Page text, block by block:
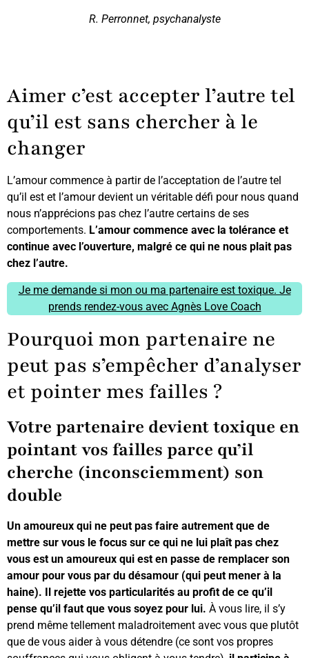
R. Perronnet, psychanalyste
Aimer c’est accepter l’autre tel
qu’il est sans chercher à le
changer
L’amour commence à partir de l’acceptation de l’autre tel
qu’il est et l’amour devient un véritable défi pour nous quand
nous n’apprécions pas chez l’autre certains de ses
comportements. L’amour commence avec la tolérance et
continue avec l’ouverture, malgré ce qui ne nous plait pas
chez l’autre.
Je me demande si mon ou ma partenaire est toxique. Je
prends rendez-vous avec Agnès Love Coach
Pourquoi mon partenaire ne
peut pas s’empêcher d’analyser
et pointer mes failles ?
Votre partenaire devient toxique en
pointant vos failles parce qu’il
cherche (inconsciemment) son
double
Un amoureux qui ne peut pas faire autrement que de
mettre sur vous le focus sur ce qui ne lui plaît pas chez
vous est un amoureux qui est en passe de remplacer son
amour pour vous par du désamour (qui peut mener à la
haine). Il rejette vos particularités au profit de ce qu’il
pense qu’il faut que vous soyez pour lui. À vous lire, il s’y
prend même tellement maladroitement avec vous que plutôt
que de vous aider à vous détendre (ce sont vos propres